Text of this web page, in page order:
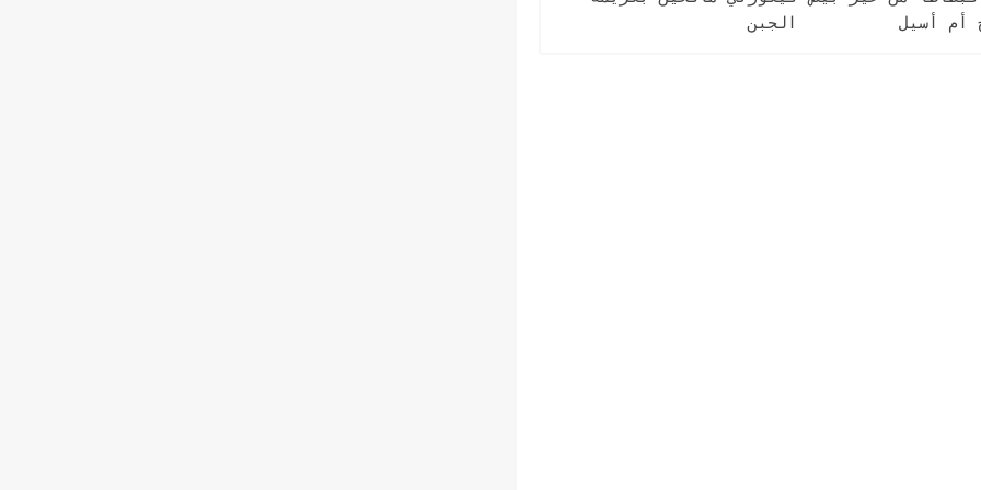
أم أسيل
الجبن